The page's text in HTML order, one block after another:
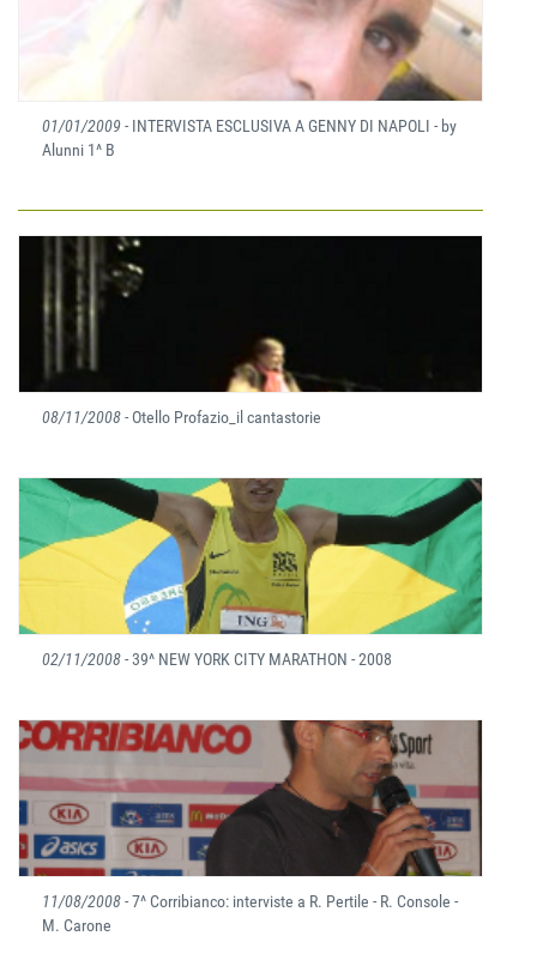
01/01/2009- INTERVISTA ESCLUSIVA A GENNY DI NAPOLI - by
Alunni 1^ B
08/11/2008- Otello Profazio_il cantastorie
02/11/2008- 39^ NEW YORK CITY MARATHON - 2008
11/08/2008- 7^ Corribianco: interviste a R. Pertile - R. Console -
M. Carone